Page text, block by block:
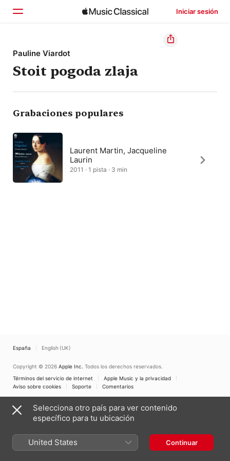
Iniciar sesión
Inicio
Explorar
Buscar
Pauline Viardot
Stoit pogoda zlaja
Grabaciones populares
Laurent Martin, Jacqueline
Laurin
2011 · 1 pista · 3 min
España English (UK)
Copyright © 2026 Apple Inc. Todos los derechos reservados.
Términos del servicio de internet
Apple Music y la privacidad
Aviso sobre cookies
Soporte Comentarios
Selecciona otro país para ver contenido
específico para tu ubicación
United States Continuar